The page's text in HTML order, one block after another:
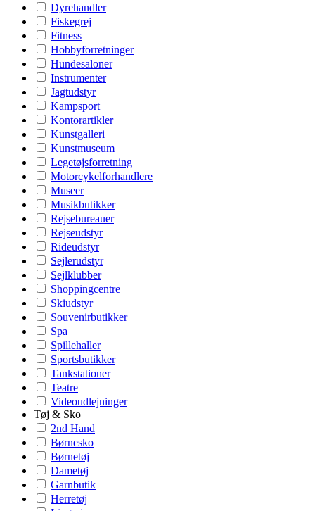
Dyrehandler
Fiskegrej
Fitness
Hobbyforretninger
Hundesaloner
Instrumenter
Jagtudstyr
Kampsport
Kontorartikler
Kunstgalleri
Kunstmuseum
Legetøjsforretning
Motorcykelforhandlere
Museer
Musikbutikker
Rejsebureauer
Rejseudstyr
Rideudstyr
Sejlerudstyr
Sejlklubber
Shoppingcentre
Skiudstyr
Souvenirbutikker
Spa
Spillehaller
Sportsbutikker
Tankstationer
Teatre
Videoudlejninger
Tøj & Sko
2nd Hand
Børnesko
Børnetøj
Dametøj
Garnbutik
Herretøj